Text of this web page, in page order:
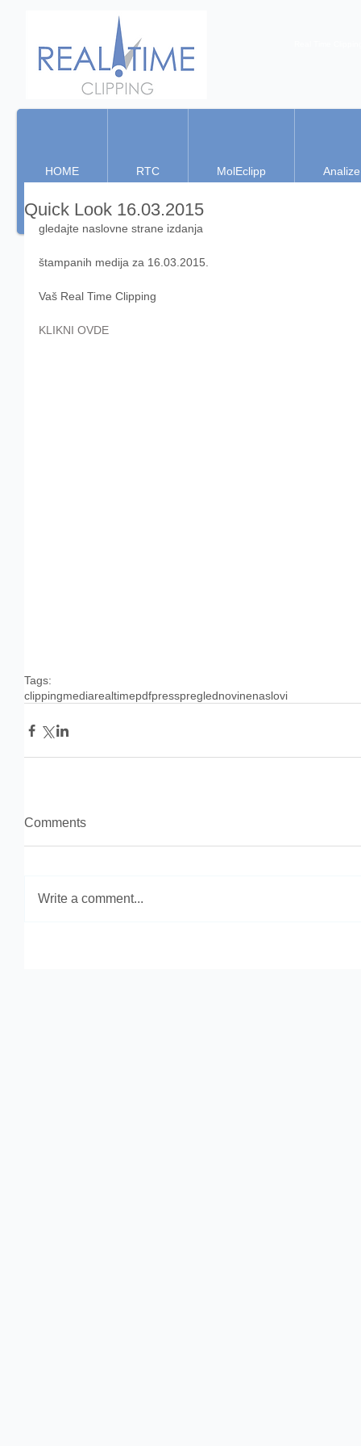
HOME RTC MolEclipp Analize
Quick Look 16.03.2015
gledajte naslovne strane izdanja
štampanih medija za 16.03.2015.
Vaš Real Time Clipping
KLIKNI OVDE
Tags:
clippingmediarealtimepdfpresspreglednovinenaslovi
Comments
Write a comment...